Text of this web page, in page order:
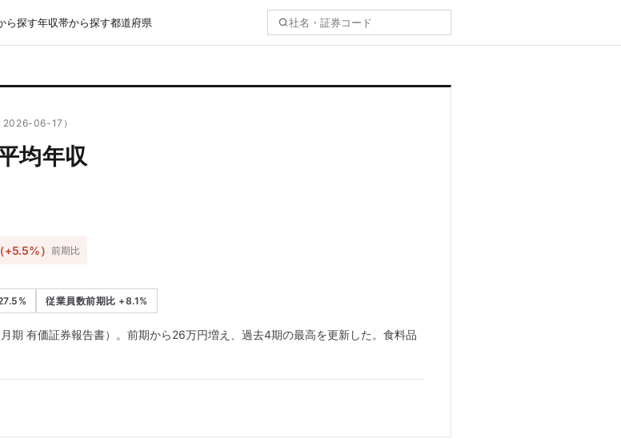
ら探す年収帯から探す都道府県
2026-06-17）
均年収
） 前期比
従業員数前期比 +8.1%
期 有価証券報告書）。前期から26万円増え、過去4期の最高を更新した。食料品